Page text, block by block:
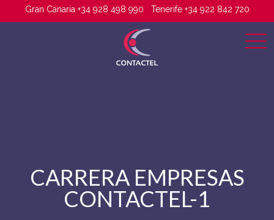
Gran Canaria +34 928 498 990 Tenerife +34 922 842 720
CARRERA EMPRESAS
CONTACTEL-1